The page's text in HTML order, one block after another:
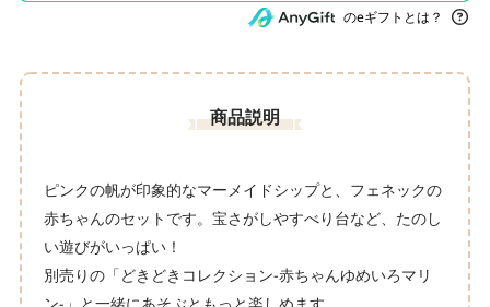
のeギフトとは？
商品説明
ピンクの帆が印象的なマーメイドシップと、フェネックの
赤ちゃんのセットです。宝さがしやすべり台など、たのし
い遊びがいっぱい！
別売りの「どきどきコレクション-赤ちゃんゆめいろマリ